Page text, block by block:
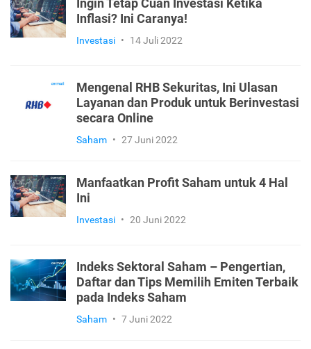
Ingin Tetap Cuan Investasi Ketika
Inflasi? Ini Caranya!
Investasi • 14 Juli 2022
Mengenal RHB Sekuritas, Ini Ulasan
Layanan dan Produk untuk Berinvestasi
secara Online
Saham • 27 Juni 2022
Manfaatkan Profit Saham untuk 4 Hal
Ini
Investasi • 20 Juni 2022
Indeks Sektoral Saham – Pengertian,
Daftar dan Tips Memilih Emiten Terbaik
pada Indeks Saham
Saham • 7 Juni 2022